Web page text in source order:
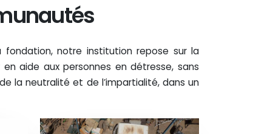
fondation, notre institution repose sur la
aide aux personnes en détresse, sans
la neutralité et de l’impartialité, dans un